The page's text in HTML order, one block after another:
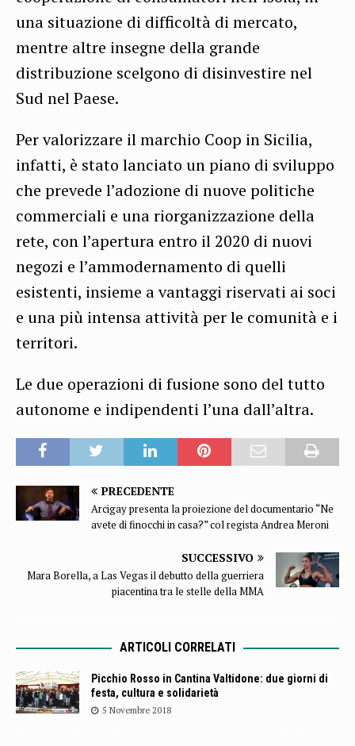
una situazione di difficoltà di mercato,
mentre altre insegne della grande
distribuzione scelgono di disinvestire nel
Sud nel Paese.
Per valorizzare il marchio Coop in Sicilia,
infatti, è stato lanciato un piano di sviluppo
che prevede l’adozione di nuove politiche
commerciali e una riorganizzazione della
rete, con l’apertura entro il 2020 di nuovi
negozi e l’ammodernamento di quelli
esistenti, insieme a vantaggi riservati ai soci
e una più intensa attività per le comunità e i
territori.
Le due operazioni di fusione sono del tutto
autonome e indipendenti l’una dall’altra.
PRECEDENTE
Arcigay presenta la proiezione del documentario “Ne
avete di finocchi in casa?” col regista Andrea Meroni
SUCCESSIVO
Mara Borella, a Las Vegas il debutto della guerriera
piacentina tra le stelle della MMA
ARTICOLI CORRELATI
Picchio Rosso in Cantina Valtidone: due giorni di
festa, cultura e solidarietà
5 Novembre 2018